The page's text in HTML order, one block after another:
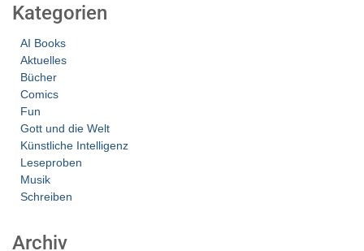
Kategorien
AI Books
Aktuelles
Bücher
Comics
Fun
Gott und die Welt
Künstliche Intelligenz
Leseproben
Musik
Schreiben
Archiv